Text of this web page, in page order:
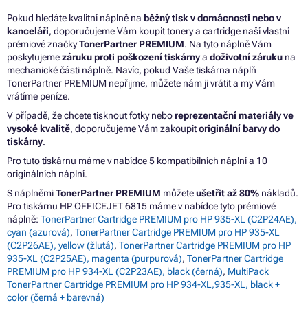
Pokud hledáte kvalitní náplně na běžný tisk v domácnosti nebo v
kanceláři, doporučujeme Vám koupit tonery a cartridge naší vlastní
prémiové značkyTonerPartner PREMIUM. Na tyto náplně Vám
poskytujemezáruku proti poškození tiskárnya doživotní záruku na
mechanické části náplně. Navíc, pokud Vaše tiskárna náplň
TonerPartner PREMIUM nepřijme, můžete nám ji vrátit a my Vám
vrátíme peníze.
V případě, že chcete tisknout fotky neboreprezentační materiály ve
vysoké kvalitě, doporučujeme Vám zakoupitoriginální barvy do
tiskárny.
Pro tuto tiskárnu máme v nabídce 5 kompatibilních náplní a 10
originálních náplní.
S náplněmiTonerPartner PREMIUM můžeteušetřit až 80% nákladů.
Pro tiskárnu HP OFFICEJET 6815 máme v nabídce tyto prémiové
náplně: TonerPartner Cartridge PREMIUM pro HP 935-XL (C2P24AE),
cyan (azurová), TonerPartner Cartridge PREMIUM pro HP 935-XL
(C2P26AE), yellow (žlutá), TonerPartner Cartridge PREMIUM pro HP
935-XL (C2P25AE), magenta (purpurová), TonerPartner Cartridge
PREMIUM pro HP 934-XL (C2P23AE), black (černá), MultiPack
TonerPartner Cartridge PREMIUM pro HP 934-XL,935-XL, black +
color (černá + barevná)